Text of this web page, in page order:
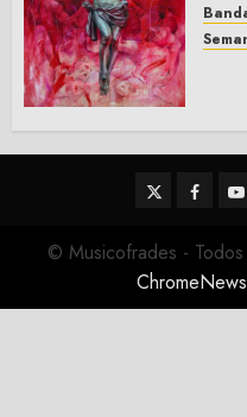
22
Twitter
© Musicofrades -
ChromeNews